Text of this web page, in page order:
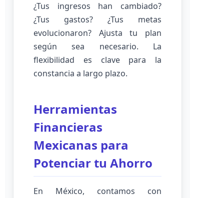
¿Tus ingresos han cambiado?
¿Tus gastos? ¿Tus metas
evolucionaron? Ajusta tu plan
según sea necesario. La
flexibilidad es clave para la
constancia a largo plazo.
Herramientas
Financieras
Mexicanas para
Potenciar tu Ahorro
En México, contamos con